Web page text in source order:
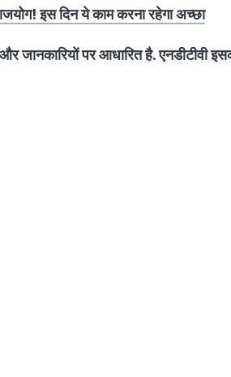
इस दिन ये काम करना रहेगा अच्छा
पर आधारित है. एनडीटीवी